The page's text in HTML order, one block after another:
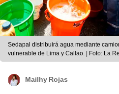
Sedapal distribuirá agua mediante
vulnerable de Lima y Callao. | Foto: La
Mailhy Rojas